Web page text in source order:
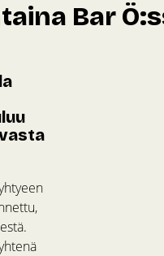
Bar